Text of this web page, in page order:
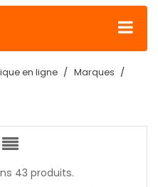
en ligne
Marques
43 produits.